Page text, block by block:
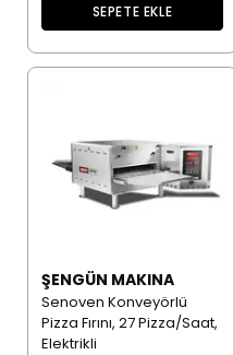
SEPETE EKLE
ŞENGÜN MAKINA
Senoven Konveyörlü
Pizza Fırını, 27 Pizza/Saat,
Elektrikli